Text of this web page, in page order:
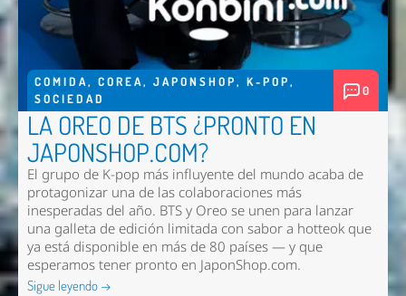
COMIDA, COREA, JAPONSHOP, K-POP,
SOCIEDAD
0
LA OREO DE BTS ¿PRONTO EN
JAPONSHOP.COM?
El grupo de K-pop más influyente del mundo acaba de
protagonizar una de las colaboraciones más
inesperadas del año. BTS y Oreo se unen para lanzar
una galleta de edición limitada con sabor a hotteok que
ya está disponible en más de 80 países — y que
esperamos tener pronto en JaponShop.com.
Sigue leyendo →